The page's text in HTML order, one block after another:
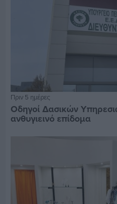
Πριν 5 ημέρες
Οδηγοί Δασικών
ανθυγιεινό επίδομα